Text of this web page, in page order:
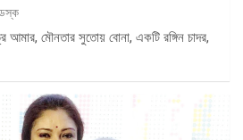
আমার, মৌনতার সুতোয় বোনা, একটি রঙ্গিন চাদর,